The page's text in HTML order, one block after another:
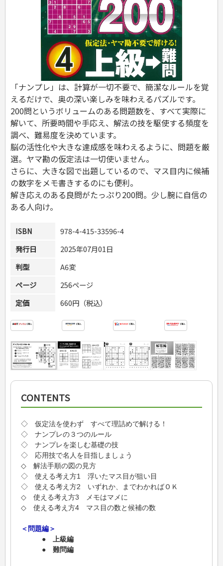
行政書士・宅建
衛生管理・運行管理
建築・土木
電気・危険物
調理師
スキル・キャリアアップ
危険物取扱者
消防設備士
登録販売者
その他資格試験
「ナンプレ」は、計算が一切不要で、簡潔なルールを覚
えるだけで、奥の深い楽しみを味わえるパズルです。
200問というボリュームのある問題数を、すべて実際に
解いて、所要時間や手応え、解法の技を駆使する頻度を
調べ、難易度を決めています。
脳の活性化や大きな達成感を味わえるように、問題を厳
選。ヤマ勘の仮定法は一切使いません。
さらに、大きな図で出題しているので、マス目内に候補
の数字をメモ書きするのにも便利。
解き応えのある良問がたっぷり200問。少し腕に自信の
ある人向け。
ISBN
978-4-415-33596-4
発行日
2025年07月01日
判型
A6変
ページ
256ページ
定価
660円（税込）
CONTENTS
◇ 仮定法を使わず すべて理詰めで解ける！
◇ ナンプレの３つのルール
◇ ナンプレを楽しむ基礎の技
◇ 応用技で名人を目指しましょう
◇ 解法手順の図の見方
◇ 使える考え方1 浮いたマス目が狙い目
◇ 使える考え方2 いずれか、までわかればＯＫ
◇ 使える考え方3 メモはマメに
◇ 使える考え方4 マス目の数と候補の数
＜問題編＞
● 上級編
● 難問編